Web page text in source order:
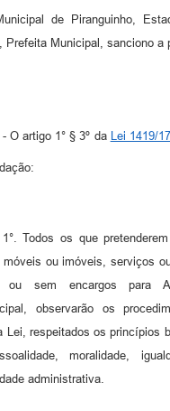
de Piranguinho,
Prefeita Municipal, sanciono a
- O artigo 1° § 3º da Lei 1419/17
1°. Todos os que
móveis ou imóveis, serviços
ou sem encargos para
observarão os
Lei, respeitados os princípios
moralidade,
administrativa.